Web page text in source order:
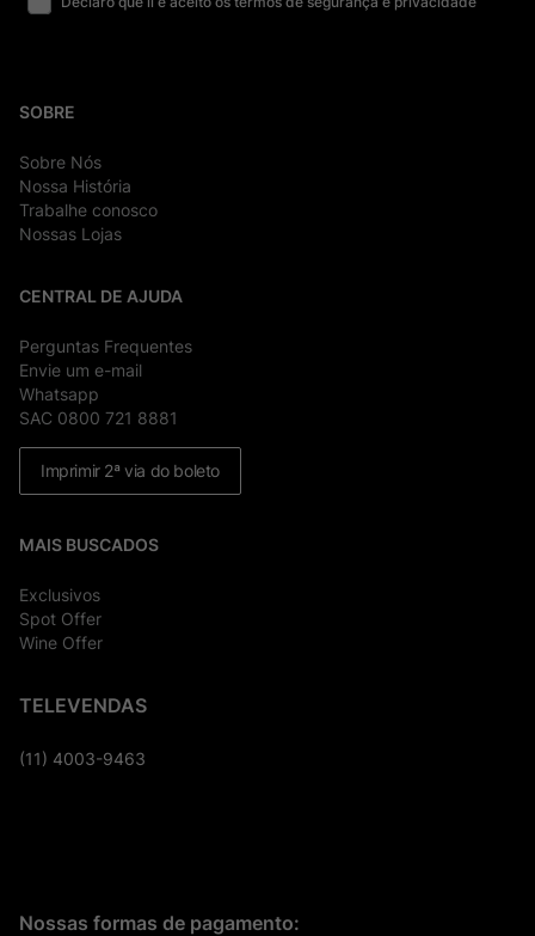
SOBRE
Sobre Nós
Nossa História
Trabalhe conosco
Nossas Lojas
CENTRAL DE AJUDA
Perguntas Frequentes
Envie um e-mail
Whatsapp
SAC 0800 721 8881
Imprimir 2ª via do boleto
MAIS BUSCADOS
Exclusivos
Spot Offer
Wine Offer
TELEVENDAS
(11) 4003-9463
Nossas formas de pagamento: